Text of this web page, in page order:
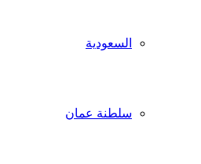
السعودية
سلطنة عمان